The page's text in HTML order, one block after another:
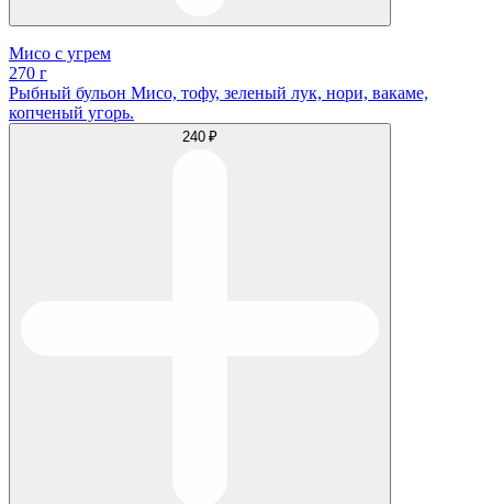
Мисо с угрем
270 г
Рыбный бульон Мисо, тофу, зеленый лук, нори, вакаме,
копченый угорь.
240 ₽